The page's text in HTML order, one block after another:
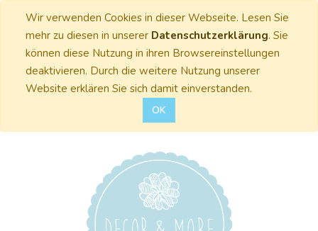
Wir verwenden Cookies in dieser Webseite. Lesen Sie
mehr zu diesen in unserer Datenschutzerklärung. Sie
können diese Nutzung in ihren Browsereinstellungen
deaktivieren. Durch die weitere Nutzung unserer
Website erklären Sie sich damit einverstanden.
OK